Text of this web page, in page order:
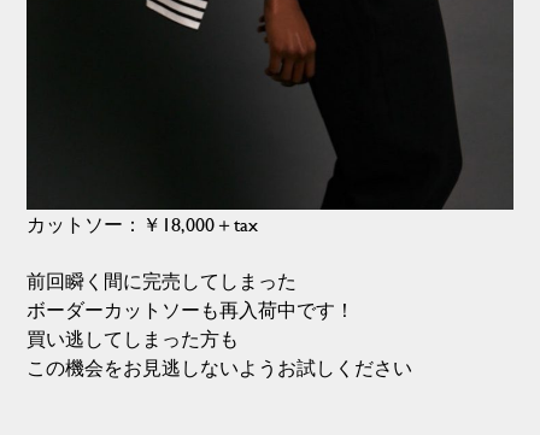
カットソー：￥18,000＋tax
前回瞬く間に完売してしまった
ボーダーカットソーも再入荷中です！
買い逃してしまった方も
この機会をお見逃しないようお試しください